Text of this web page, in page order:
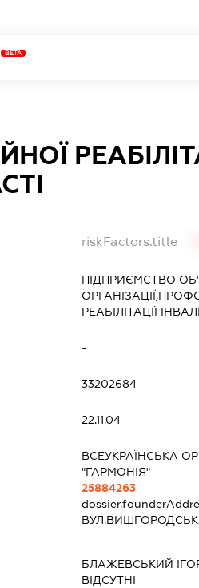
BETA
riskFactors.title
ПІДПРИЄМСТВО
РЕАБІЛІТАЦІЇ
-
33202684
22.11.04
ВСЕУКРАЇНСЬКА
"ГАРМОНІЯ"
25884263
БЛАЖЕВСЬКИЙ
ВІДСУТНІ